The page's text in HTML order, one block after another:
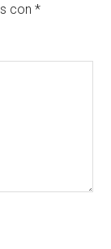
con*